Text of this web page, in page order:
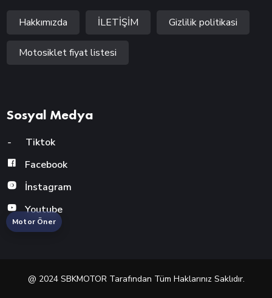
Hakkımızda İLETİŞİM Gizlilik politikasi
Motosiklet fiyat listesi
Sosyal Medya
-
Tiktok
Facebook
İnstagram
Youtube
@ 2024 SBKMOTOR Tarafından Tüm Haklarınız Saklıdır.
Motor Öner